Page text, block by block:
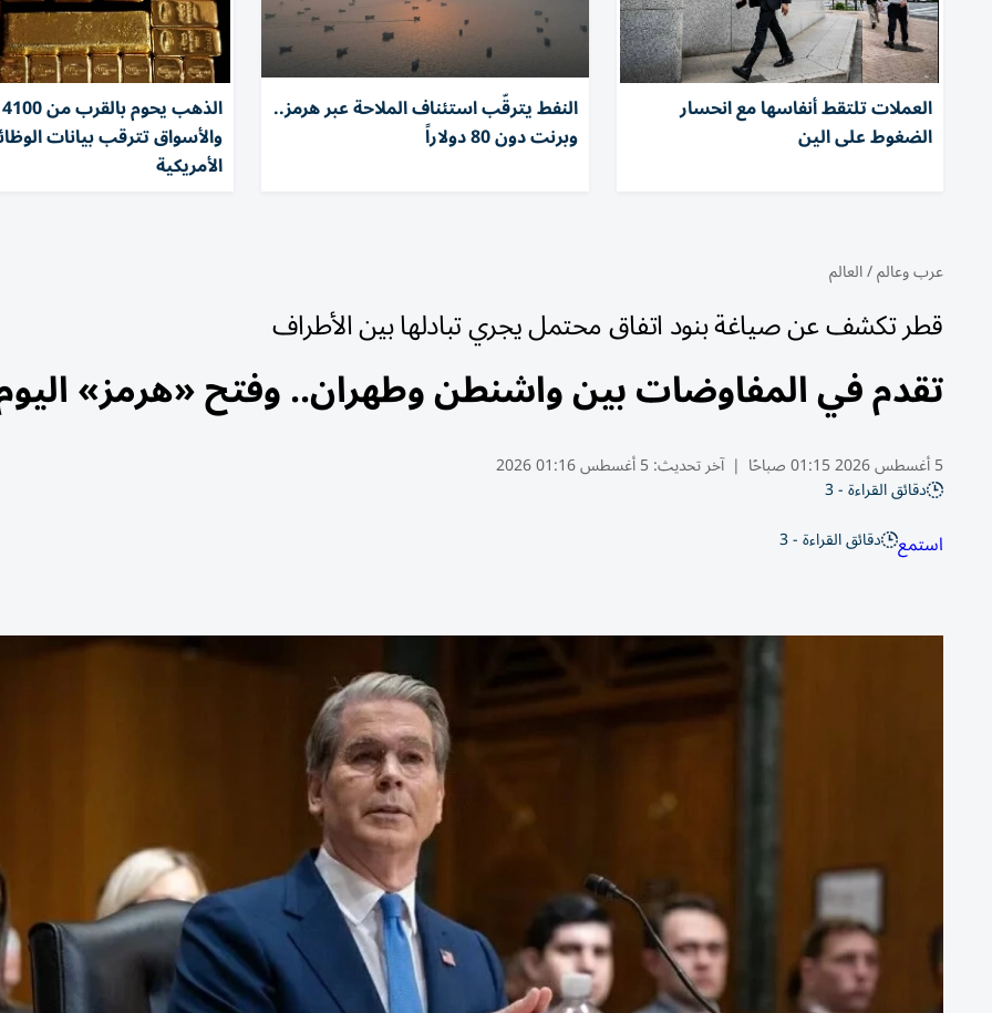
العملات تلتقط أنفاسها مع انحسار
الضغوط على الين
النفط يترقّب استئناف الملاحة عبر هرمز..
وبرنت دون 80 دولاراً والأسواق تترقب بيانات
الأمريكية
عرب وعالم/العالم
قطر تكشف عن صياغة بنود اتفاق محتمل يجري تبادلها بين الأطراف
تقدم في المفاوضات بين واشنطن وطهران.. وفتح «هرمز»
5 أغسطس 2026 01:15 صباحًا | آخر تحديث:5 أغسطس 01:16 2026
دقائق القراءة - 3
استمع دقائق القراءة - 3